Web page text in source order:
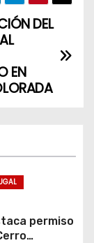
DEL
EN
permiso